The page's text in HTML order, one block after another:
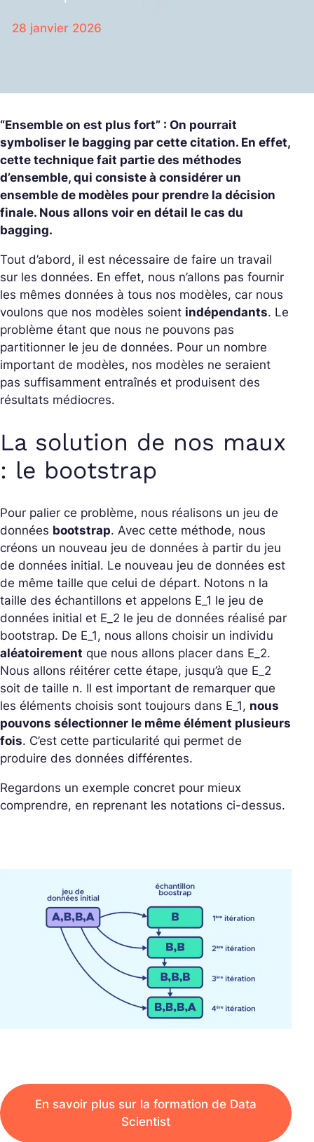
28 janvier 2026
“Ensemble on est plus fort” : On pourrait
symboliser le bagging par cette citation. En effet,
cette technique fait partie des méthodes
d’ensemble, qui consiste à considérer un
ensemble de modèles pour prendre la décision
finale. Nous allons voir en détail le cas du
bagging.
Tout d’abord, il est nécessaire de faire un travail
sur les données. En effet, nous n’allons pas fournir
les mêmes données à tous nos modèles, car nous
voulons que nos modèles soient indépendants. Le
problème étant que nous ne pouvons pas
partitionner le jeu de données. Pour un nombre
important de modèles, nos modèles ne seraient
pas suffisamment entraînés et produisent des
résultats médiocres.
La solution de nos maux
: le bootstrap
Pour palier ce problème, nous réalisons un jeu de
données bootstrap. Avec cette méthode, nous
créons un nouveau jeu de données à partir du jeu
de données initial. Le nouveau jeu de données est
de même taille que celui de départ. Notons n la
taille des échantillons et appelons E_1 le jeu de
données initial et E_2 le jeu de données réalisé par
bootstrap. De E_1, nous allons choisir un individu
aléatoirement que nous allons placer dans E_2.
Nous allons réitérer cette étape, jusqu’à que E_2
soit de taille n. Il est important de remarquer que
les éléments choisis sont toujours dans E_1, nous
pouvons sélectionner le même élément plusieurs
fois. C’est cette particularité qui permet de
produire des données différentes.
Regardons un exemple concret pour mieux
comprendre, en reprenant les notations ci-dessus.
En savoir plus sur la formation de Data
Scientist